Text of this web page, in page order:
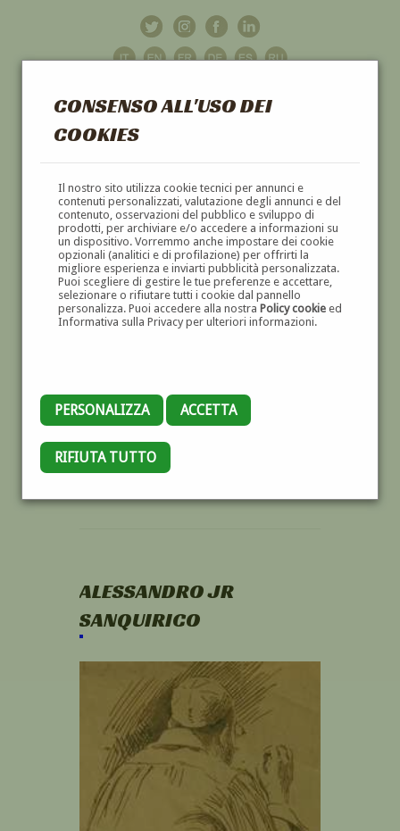
CONSENSO ALL'USO DEI
COOKIES
Il nostro sito utilizza cookie tecnici per annunci e
contenuti personalizzati, valutazione degli annunci e del
contenuto, osservazioni del pubblico e sviluppo di
prodotti, per archiviare e/o accedere a informazioni su
un dispositivo. Vorremmo anche impostare dei cookie
opzionali (analitici e di profilazione) per offrirti la
migliore esperienza e inviarti pubblicità personalizzata.
Puoi scegliere di gestire le tue preferenze e accettare,
selezionare o rifiutare tutti i cookie dal pannello
personalizza. Puoi accedere alla nostra Policy cookieed
Informativa sulla Privacy per ulteriori informazioni.
PERSONALIZZA ACCETTA
RIFIUTA TUTTO
GALLERIAD'ARTE
DIPINTI E SCULTURE '800 E '900
ALESSANDRO JR
SANQUIRICO